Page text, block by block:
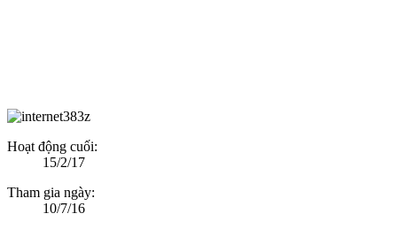
Hoạt động cuối:
15/2/17
Tham gia ngày:
10/7/16